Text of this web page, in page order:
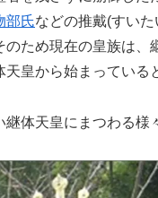
部氏などの推戴(すい
のため現在の皇族は、
皇から始まっている
継体天皇にまつわる様